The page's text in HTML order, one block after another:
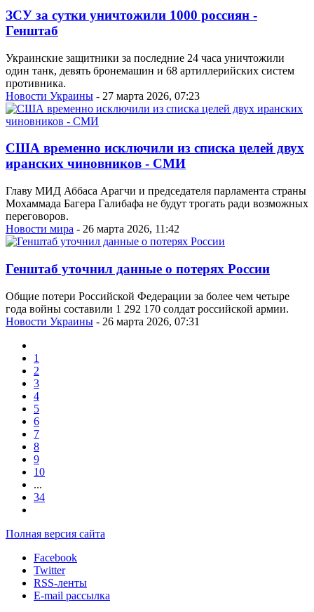
ЗСУ за сутки уничтожили 1000 россиян -
Генштаб
Украинские защитники за последние 24 часа уничтожили
один танк, девять бронемашин и 68 артиллерийских систем
противника.
Новости Украины - 27 марта 2026, 07:23
США временно исключили из списка целей двух
иранских чиновников - СМИ
Главу МИД Аббаса Арагчи и председателя парламента страны
Мохаммада Багера Галибафа не будут трогать ради возможных
переговоров.
Новости мира - 26 марта 2026, 11:42
Генштаб уточнил данные о потерях России
Общие потери Российской Федерации за более чем четыре
года войны составили 1 292 170 солдат российской армии.
Новости Украины - 26 марта 2026, 07:31
1
2
3
4
5
6
7
8
9
10
...
34
Полная версия сайта
Facebook
Twitter
RSS-ленты
E-mail рассылка